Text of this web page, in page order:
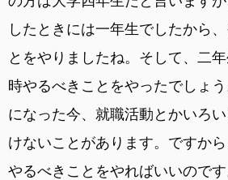
したときには一年生でしたから
とをやりましたね。そして、二
時やるべきことをやったでしょ
になった今、就職活動とかいろ
けないことがあります。ですか
やるべきことをやればいいのです